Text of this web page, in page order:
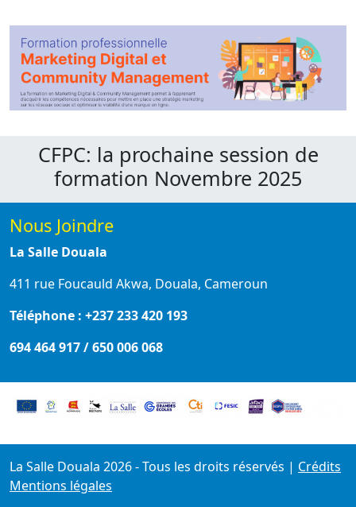
CFPC: la prochaine session de
formation Novembre 2025
Nous Joindre
La Salle Douala
411 rue Foucauld Akwa, Douala, Cameroun
Téléphone : +237 233 420 193
694 464 917 / 650 006 068
La Salle Douala 2026 - Tous les droits réservés | Crédits
Mentions légales